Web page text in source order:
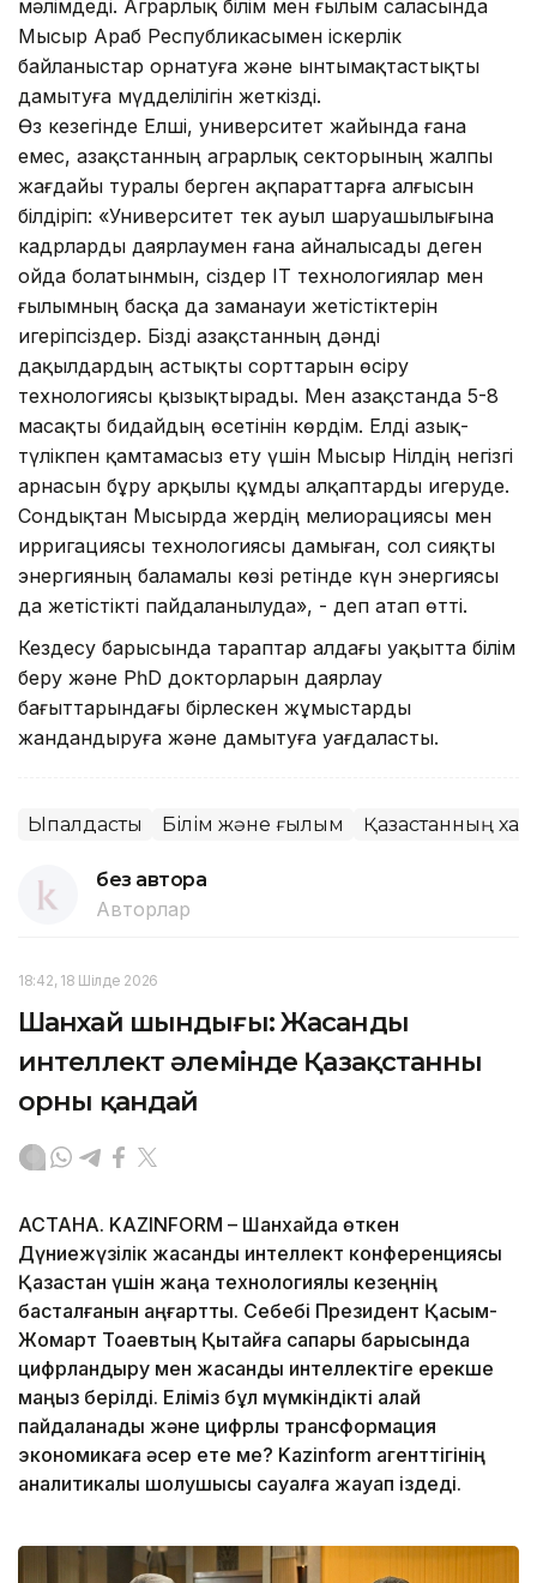
мәлімдеді. Аграрлық білім мен ғылым саласында
Мысыр Араб Республикасымен іскерлік
байланыстар орнатуға және ынтымақтастықты
дамытуға мүдделілігін жеткізді.
Өз кезегінде Елші, университет жайында ғана
емес, Қазақстанның аграрлық секторының жалпы
жағдайы туралы берген ақпараттарға алғысын
білдіріп: «Университет тек ауыл шаруашылығына
кадрларды даярлаумен ғана айналысады деген
ойда болатынмын, сіздер ІТ технологиялар мен
ғылымның басқа да заманауи жетістіктерін
игеріпсіздер. Бізді Қазақстанның дәнді
дақылдардың астықты сорттарын өсіру
технологиясы қызықтырады. Мен Қазақстанда 5-8
масақты бидайдың өсетінін көрдім. Елді азық-
түлікпен қамтамасыз ету үшін Мысыр Нілдің негізгі
арнасын бұру арқылы құмды алқаптарды игеруде.
Сондықтан Мысырда жердің мелиорациясы мен
ирригациясы технологиясы дамыған, сол сияқты
энергияның баламалы көзі ретінде күн энергиясы
да жетістікті пайдаланылуда», - деп атап өтті.
Кездесу барысында тараптар алдағы уақытта білім
беру және РһD докторларын даярлау
бағыттарындағы бірлескен жұмыстарды
жандандыруға және дамытуға уағдаласты.
Ықпалдастық Білім және ғылым Қазақстанның
без автора
Авторлар
18:42, 18 Шілде 2026
Шанхай шындығы: Жасанды
интеллект әлемінде Қазақстанның
орны қандай
АСТАНА. KAZINFORM – Шанхайда өткен
Дүниежүзілік жасанды интеллект конференциясы
Қазақстан үшін жаңа технологиялық кезеңнің
басталғанын аңғартты. Себебі Президент Қасым-
Жомарт Тоқаевтың Қытайға сапары барысында
цифрландыру мен жасанды интеллектіге ерекше
маңыз берілді. Еліміз бұл мүмкіндікті қалай
пайдаланады және цифрлық трансформация
экономикаға әсер ете ме? Kazinform агенттігінің
аналитикалық шолушысы сауалға жауап іздеді.